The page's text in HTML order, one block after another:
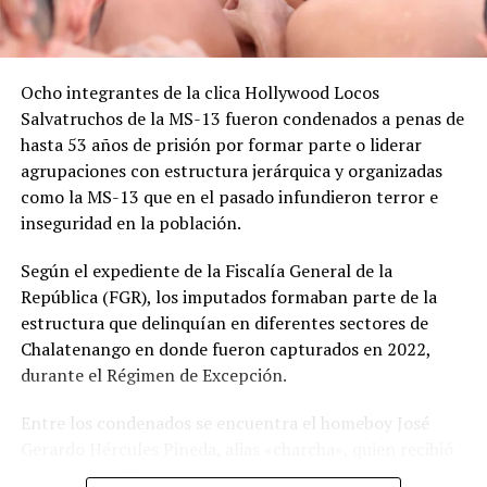
el 22 de septiembre de 2017 en una vereda de la finca
San Martín, en el caserío El Arenal, distrito de Tacuba.
Los demás integrantes de la estructura criminal, entre
ellos chequeos, observadores y colaboradores, recibieron
condenas que oscilan entre los 35 y 95 años de prisión,
de acuerdo con su grado de participación en los
distintos hechos.
Facebook
Me gusta esto:
Ocho integrantes de la clica Hollywood Locos
Salvatruchos de la MS-13 fueron condenados a penas de
hasta 53 años de prisión por formar parte o liderar
agrupaciones con estructura jerárquica y organizadas
como la MS-13 que en el pasado infundieron terror e
inseguridad en la población.
Según el expediente de la Fiscalía General de la
República (FGR), los imputados formaban parte de la
estructura que delinquían en diferentes sectores de
Chalatenango en donde fueron capturados en 2022,
durante el Régimen de Excepción.
Entre los condenados se encuentra el homeboy José
una pena de 53 años de prisión; y los paros Luis